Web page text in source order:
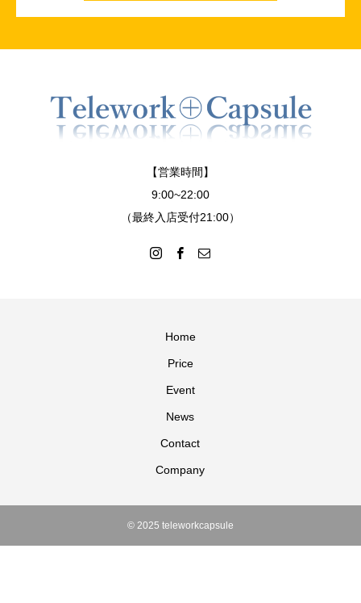
【営業時間】
9:00~22:00
（最終入店受付21:00）
Home
Price
Event
News
Contact
Company
© 2025 teleworkcapsule